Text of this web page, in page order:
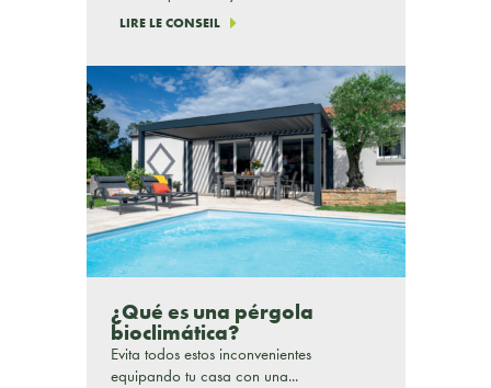
LIRE LE CONSEIL
¿Qué es una pérgola
bioclimática?
Evita todos estos inconvenientes
equipando tu casa con una...